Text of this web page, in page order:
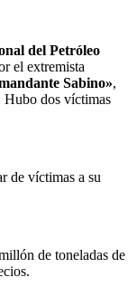
del Petróleo
el extremista
Sabino»,
Hubo dos víctimas
de víctimas a su
de toneladas de